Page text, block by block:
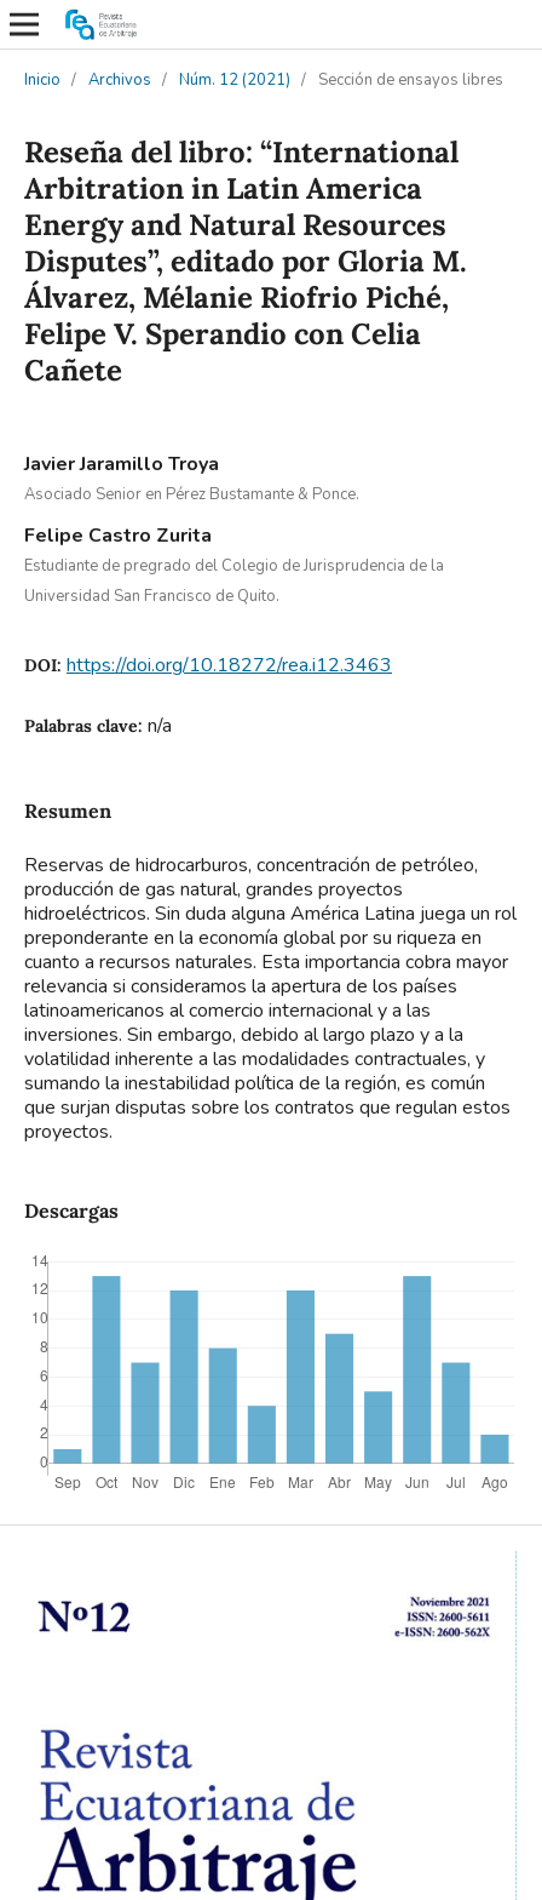
Inicio / Archivos / Núm. 12 (2021) / Sección de ensayos libres
Reseña del libro: “International
Arbitration in Latin America
Energy and Natural Resources
Disputes”, editado por Gloria M.
Álvarez, Mélanie Riofrio Piché,
Felipe V. Sperandio con Celia
Cañete
Javier Jaramillo Troya
Asociado Senior en Pérez Bustamante & Ponce.
Felipe Castro Zurita
Estudiante de pregrado del Colegio de Jurisprudencia de la
Universidad San Francisco de Quito.
DOI: https://doi.org/10.18272/rea.i12.3463
Palabras clave: n/a
Resumen
Reservas de hidrocarburos, concentración de petróleo,
producción de gas natural, grandes proyectos
hidroeléctricos. Sin duda alguna América Latina juega un rol
preponderante en la economía global por su riqueza en
cuanto a recursos naturales. Esta importancia cobra mayor
relevancia si consideramos la apertura de los países
latinoamericanos al comercio internacional y a las
inversiones. Sin embargo, debido al largo plazo y a la
volatilidad inherente a las modalidades contractuales, y
sumando la inestabilidad política de la región, es común
que surjan disputas sobre los contratos que regulan estos
proyectos.
Descargas